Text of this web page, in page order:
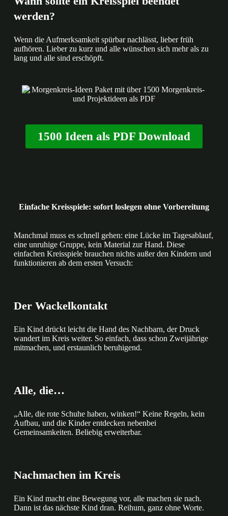
werden?
Wenn die Aufmerksamkeit spürbar nachlässt, lieber früh
aufhören. Lieber zu kurz und alle wünschen sich mehr als zu
lang und alle sind erschöpft.
1500 Ideen als PDF Download
Einfache Kreisspiele: sofort loslegen ohne Vorbereitung
Manchmal muss es schnell gehen: eine Lücke im Tagesablauf,
eine unruhige Gruppe, kein Material zur Hand. Diese
einfachen Kreisspiele brauchen nichts außer den Kindern und
funktionieren ab dem ersten Versuch:
Der Wackelkontakt
Ein Kind drückt leicht die Hand des Nachbarn, der Druck
wandert im Kreis weiter. So einfach, dass schon Zweijährige
mitmachen, und erstaunlich beruhigend.
Alle, die…
„Alle, die rote Schuhe haben, winken!“ Keine Regeln, kein
Aufbau, und die Kinder entdecken nebenbei
Gemeinsamkeiten. Beliebig erweiterbar.
Nachmachen im Kreis
Ein Kind macht eine Bewegung vor, alle machen sie nach.
Dann ist das nächste Kind dran. Reihum, ganz ohne Worte.